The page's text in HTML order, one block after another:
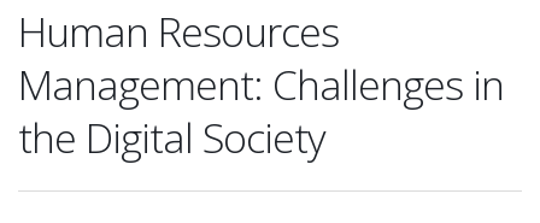
Human Resources
Management: Challenges in
the Digital Society